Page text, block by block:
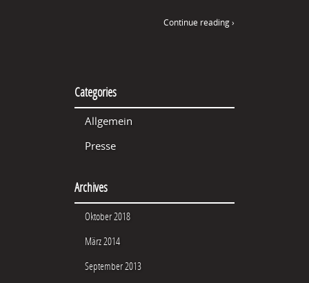
Continue reading ›
Categories
Allgemein
Presse
Archives
Oktober 2018
März 2014
September 2013